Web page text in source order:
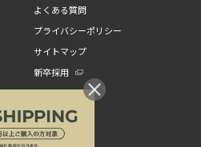
よくある質問
プライバシーポリシー
サイトマップ
新卒採用